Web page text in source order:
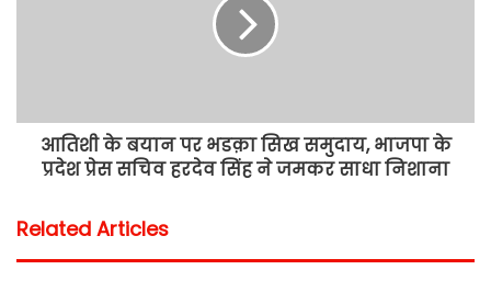
आतिशी के बयान पर भडक़ा सिख समुदाय, भाजपा के
प्रदेश प्रेस सचिव हरदेव सिंह ने जमकर साधा निशाना
Related Articles